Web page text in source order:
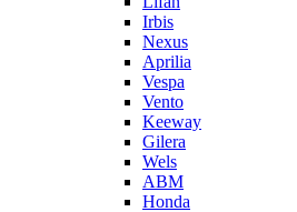
Irbis
Nexus
Aprilia
Vespa
Vento
Keeway
Gilera
Wels
ABM
Honda